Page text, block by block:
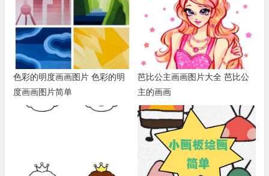
色彩的明度画画图片 色彩的明
度画画图片简单
芭比公主画画图片大全 芭比公
主的画画